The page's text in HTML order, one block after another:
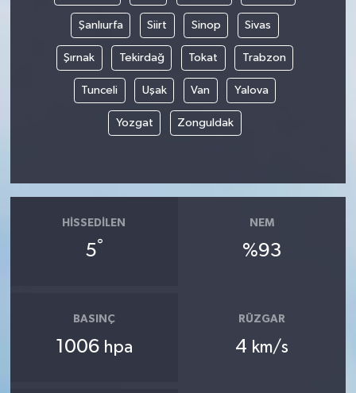
Şanlıurfa Siirt Sinop Sivas
Şırnak Tekirdağ Tokat Trabzon
Tunceli Uşak Van Yalova
Yozgat Zonguldak
HISSEDILEN
5°
NEM
%93
BASINÇ
1006 hpa
RÜZGAR
4 km/s